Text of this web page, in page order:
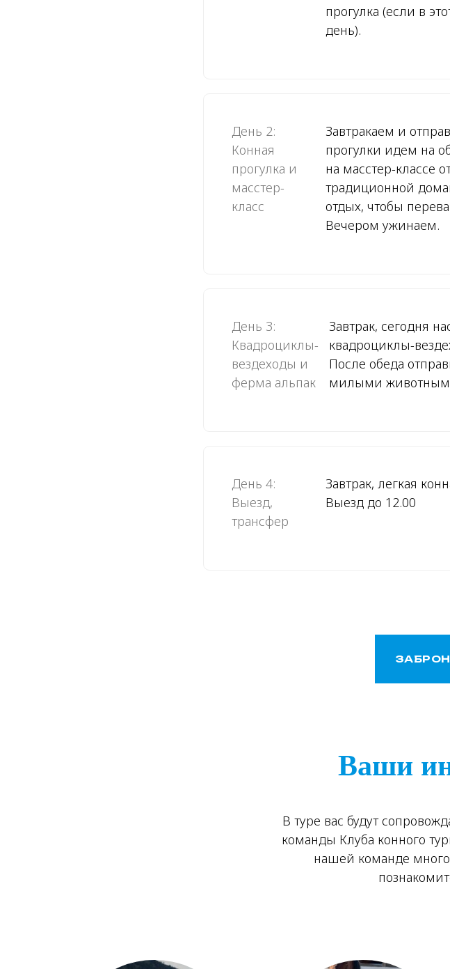
прогулка (если в
день).
День 2:
Конная
прогулка и
масстер-
класс
Завтракаем и
прогулки идем на
на масстер-классе
традиционной
отдых, чтобы
Вечером ужинаем.
День 3:
Квадроциклы-
вездеходы и
ферма альпак
Завтрак, сегодня
квадроциклы-
После обеда
милыми
День 4:
Выезд,
трансфер
Завтрак, легкая
Выезд до 12.00
Ваши
В туре вас будут
команды Клуба конного
нашей команде